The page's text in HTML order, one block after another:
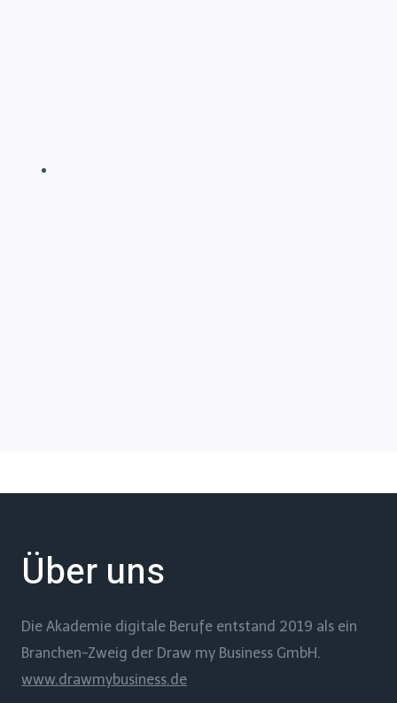
Über uns
Die Akademie digitale Berufe entstand 2019 als ein
Branchen-Zweig der Draw my Business GmbH.
www.drawmybusiness.de